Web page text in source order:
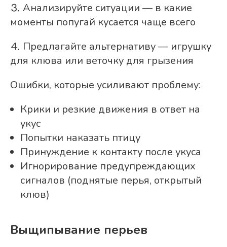
⒊ Анализируйте ситуации — в какие
моменты попугай кусается чаще всего
⒋ Предлагайте альтернативу — игрушку
для клюва или веточку для грызения
Ошибки, которые усиливают проблему:
Крики и резкие движения в ответ на
укус
Попытки наказать птицу
Принуждение к контакту после укуса
Игнорирование предупреждающих
сигналов (поднятые перья, открытый
клюв)
Выщипывание перьев